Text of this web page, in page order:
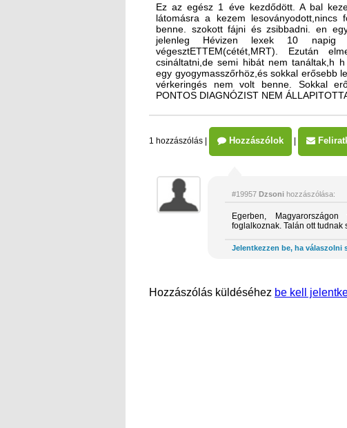
Ez az egész 1 éve kezdődött. A bal
látomásra a kezem
benne. szokott fájni és zsibbadni. en
jelenleg Hévizen lexek 10 napig
végesztETTEM(cétét,MRT). Ezután
csináltatni,de semi hibát nem tanáltak,h
egy gyogymasszőrhöz,és sokkal erősebb
vérkeringés nem volt benne. Sokkal
PONTOS DIAGNÓZIST NEM
1 hozzászólás | Hozzászólok |
#19957 Dzsoni hozzászólása:
Egerben,
foglalkoznak. Talán ott
Jelentkezzen be, ha válaszolni
Hozzászólás küldéséhez be kell